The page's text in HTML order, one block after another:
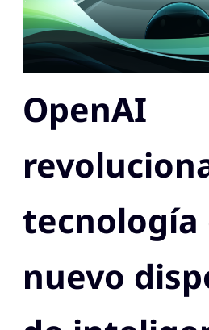
OpenAI
tecnología
nuevo